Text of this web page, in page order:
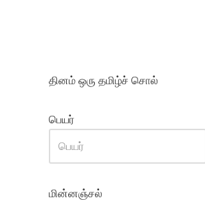
தினம் ஒரு தமிழ்ச் சொல்
பெயர்
மின்னஞ்சல்